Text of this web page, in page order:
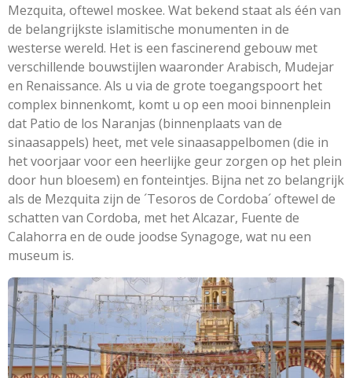
Mezquita, oftewel moskee. Wat bekend staat als één van
de belangrijkste islamitische monumenten in de
westerse wereld. Het is een fascinerend gebouw met
verschillende bouwstijlen waaronder Arabisch, Mudejar
en Renaissance. Als u via de grote toegangspoort het
complex binnenkomt, komt u op een mooi binnenplein
dat Patio de los Naranjas (binnenplaats van de
sinaasappels) heet, met vele sinaasappelbomen (die in
het voorjaar voor een heerlijke geur zorgen op het plein
door hun bloesem) en fonteintjes. Bijna net zo belangrijk
als de Mezquita zijn de ´Tesoros de Cordoba´ oftewel de
schatten van Cordoba, met het Alcazar, Fuente de
Calahorra en de oude joodse Synagoge, wat nu een
museum is.